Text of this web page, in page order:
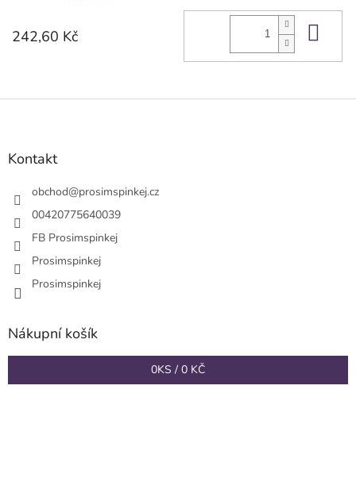
242,60 Kč
Z
Kontakt
obchod@prosimspinkej.cz
00420775640039
FB Prosimspinkej
Prosimspinkej
Prosimspinkej
Nákupní košík
0KS / 0 KČ